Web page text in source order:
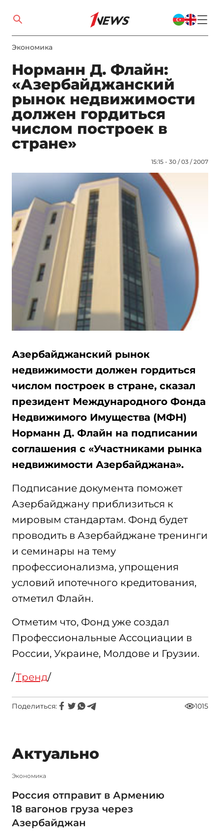
Экономика
Норманн Д. Флайн:
«Азербайджанский
рынок недвижимости
должен гордиться
числом построек в
стране»
15:15 - 30 / 03 / 2007
Азербайджанский рынок
недвижимости должен гордиться
числом построек в стране, сказал
президент Международного Фонда
Недвижимого Имущества (МФН)
Норманн Д. Флайн на подписании
соглашения с «Участниками рынка
недвижимости Азербайджана».
Подписание документа поможет
Азербайджану приблизиться к
мировым стандартам. Фонд будет
проводить в Азербайджане тренинги
и семинары на тему
профессионализма, упрощения
условий ипотечного кредитования,
отметил Флайн.
Отметим что, Фонд уже создал
Профессиональные Ассоциации в
России, Украине, Молдове и Грузии.
/Тренд/
Поделиться: 1015
Актуально
Экономика
Россия отправит в Армению
18 вагонов груза через
Азербайджан